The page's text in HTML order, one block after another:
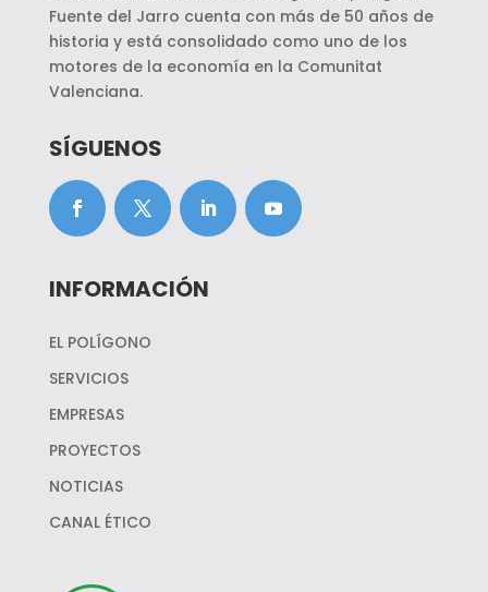
Fuente del Jarro cuenta con más de 50 años de
historia y está consolidado como uno de los
motores de la economía en la Comunitat
Valenciana.
SÍGUENOS
INFORMACIÓN
EL POLÍGONO
SERVICIOS
EMPRESAS
PROYECTOS
NOTICIAS
CANAL ÉTICO